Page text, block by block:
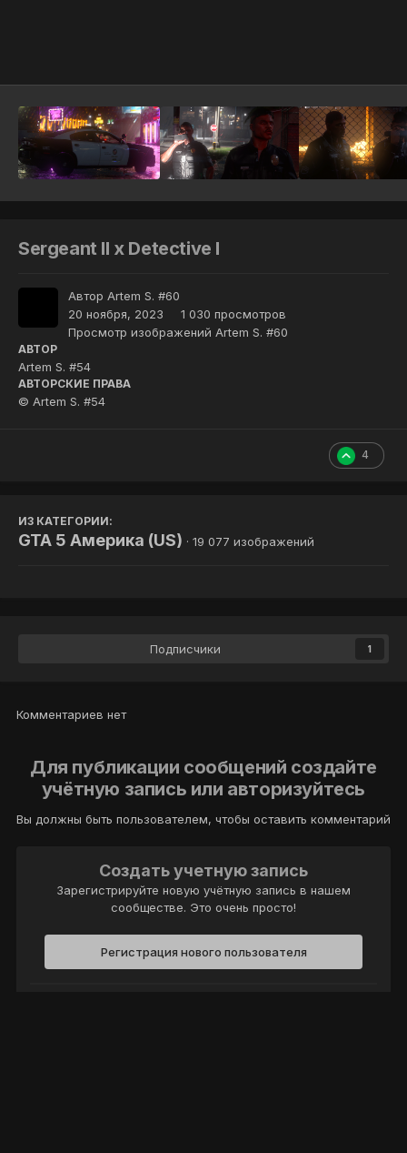
Sergeant II x Detective I
Автор Artem S. #60
20 ноября, 2023
1 030 просмотров
Просмотр изображений Artem S. #60
АВТОР
Artem S. #54
АВТОРСКИЕ ПРАВА
© Artem S. #54
4
ИЗ КАТЕГОРИИ:
GTA 5 Америка (US) · 19 077 изображений
Подписчики 1
Комментариев нет
Для публикации сообщений создайте
учётную запись или авторизуйтесь
Вы должны быть пользователем, чтобы оставить комментарий
Создать учетную запись
Зарегистрируйте новую учётную запись в нашем
сообществе. Это очень просто!
Регистрация нового пользователя